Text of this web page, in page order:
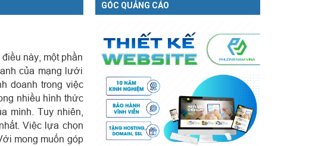
này, một phần
của mạng lưới
doanh trong việc
nhiều hình thức
mình. Tuy nhiên,
Việc lựa chọn
mong muốn góp
GÓC QUẢNG CÁO